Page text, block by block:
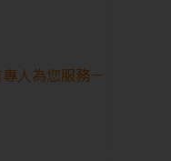
人為您服務－